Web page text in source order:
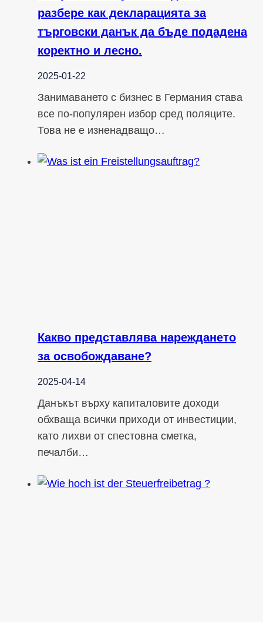
разбере как декларацията за
търговски данък да бъде подадена
коректно и лесно.
2025-01-22
Занимаването с бизнес в Германия става
все по-популярен избор сред поляците.
Това не е изненадващо…
Какво представлява нареждането
за освобождаване?
2025-04-14
Данъкът върху капиталовите доходи
обхваща всички приходи от инвестиции,
като лихви от спестовна сметка,
печалби…